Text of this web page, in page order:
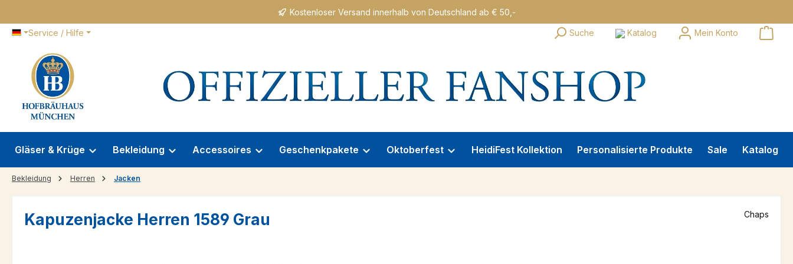
Kostenloser Versand innerhalb von Deutschland ab € 50,-
Service / Hilfe Suche Katalog Mein Konto
Gläser & Krüge Bekleidung Accessoires Geschenkpakete Oktoberfest HeidiFest Kollektion Personalisierte Produkte Sale Katalog
Bekleidung Herren Jacken
Kapuzenjacke Herren 1589 Grau Chaps